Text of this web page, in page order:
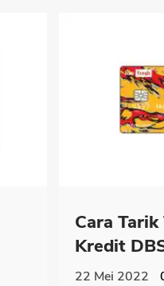
Cara
Kredit
22 Mei 2022